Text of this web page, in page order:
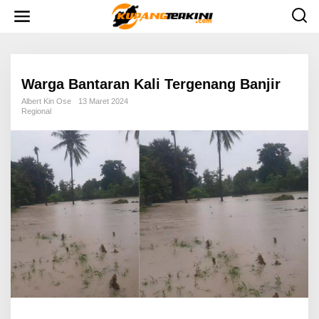
Warga Bantaran Kali Tergenang Banjir
Albert Kin Ose
13 Maret 2024
Regional